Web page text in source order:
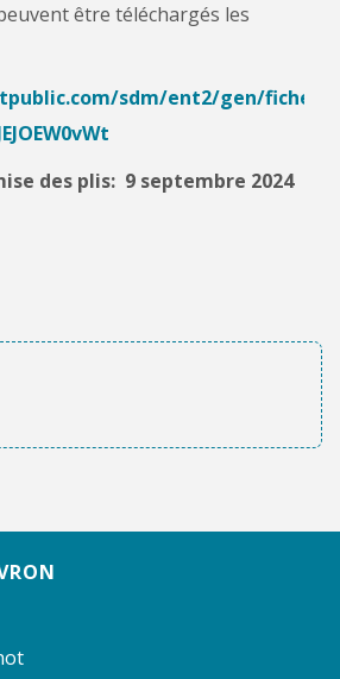
être téléchargés les
sdm/ent2/gen/
des plis: 9 septembre 2024